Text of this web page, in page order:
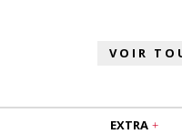
EXTRA